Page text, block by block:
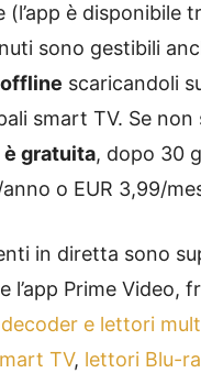
(l’app è disponibile
sono gestibili
offline scaricandoli
smart TV. Se
è gratuita, dopo 30
o EUR 3,99/
in diretta sono
l’app Prime Video,
decoder e lettori
TV, lettori Blu-